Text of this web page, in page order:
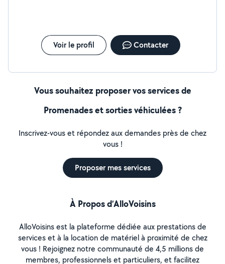
Voir le profil Contacter
Vous souhaitez proposer vos services de
Promenades et sorties véhiculées ?
Inscrivez-vous et répondez aux demandes près de chez
vous !
Proposer mes services
À Propos d’AlloVoisins
AlloVoisins est la plateforme dédiée aux prestations de
services et à la location de matériel à proximité de chez
vous ! Rejoignez notre communauté de 4,5 millions de
membres, professionnels et particuliers, et facilitez